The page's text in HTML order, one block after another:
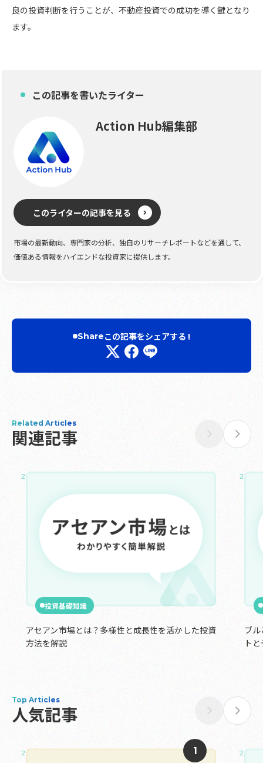
良の投資判断を行うことが、不動産投資での成功を導く鍵となり
ます。
この記事を書いたライター
Action Hub編集部
このライターの記事を見る
市場の最新動向、専門家の分析、独自のリサーチレポートなどを通して、
価値ある情報をハイエンドな投資家に提供します。
Shareこの記事をシェアする !
Related Articles
関連記事
2025.02.16
投資基礎知識
アセアン市場とは？多様性と成長性を活かした投資
方法を解説
ブ
ト
Top Articles
人気記事
2025.05.02